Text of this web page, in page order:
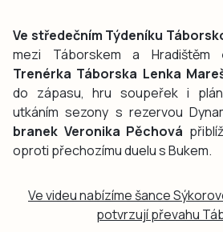
Ve středečním Týdeníku
mezi Táborskem a Hradištěm
Trenérka Táborska Lenka
do zápasu, hru soupeřek i
utkáním sezony s rezervou
branek Veronika Pěchová
oproti přechozímu duelu s Bukem.
Ve videu nabízíme šance
potvrzují převahu